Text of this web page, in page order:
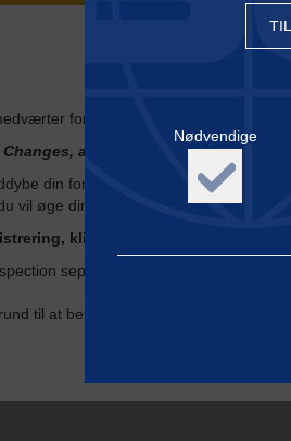
for den kommende GMP+ FSA
and Improvement in Poland.
din forståelse af foderstof
vil øge din viden på området.
klik venligst her:
sepcialister ser frem til at se jer i
til at bekymre sig om evt.
Nødvendige